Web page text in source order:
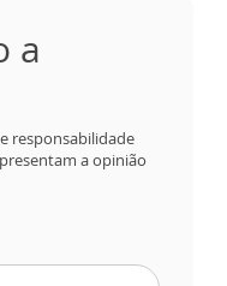
a
responsabilidade
a opinião